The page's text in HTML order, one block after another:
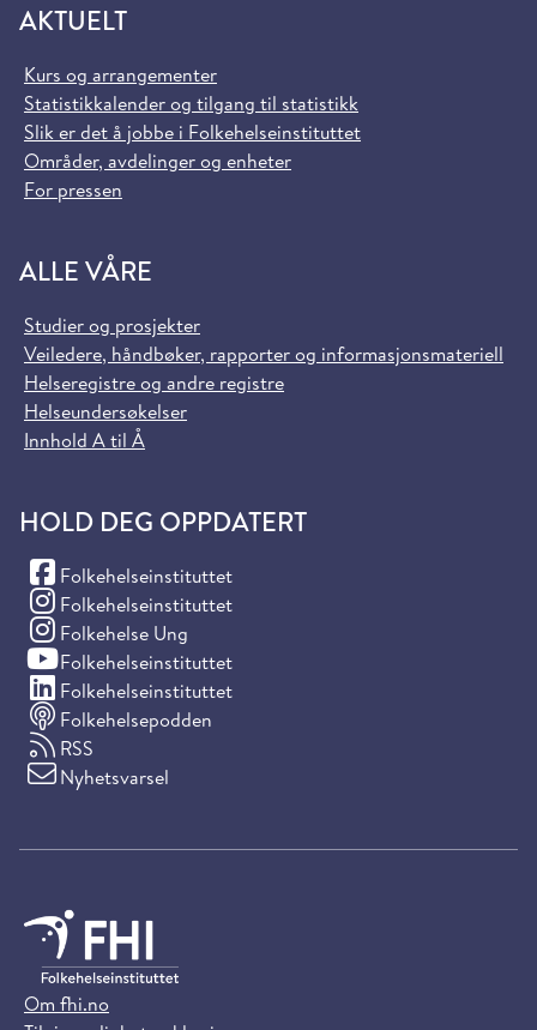
AKTUELT
Kurs og arrangementer
Statistikkalender og tilgang til statistikk
Slik er det å jobbe i Folkehelseinstituttet
Områder, avdelinger og enheter
For pressen
ALLE VÅRE
Studier og prosjekter
Veiledere, håndbøker, rapporter og informasjonsmateriell
Helseregistre og andre registre
Helseundersøkelser
Innhold A til Å
HOLD DEG OPPDATERT
Folkehelseinstituttet
(Facebook)
Folkehelseinstituttet
(Instagram)
Folkehelse Ung
(Instagram)
Folkehelseinstituttet
(YouTube)
Folkehelseinstituttet
(LinkedIn)
Folkehelsepodden
RSS
Nyhetsvarsel
Om fhi.no